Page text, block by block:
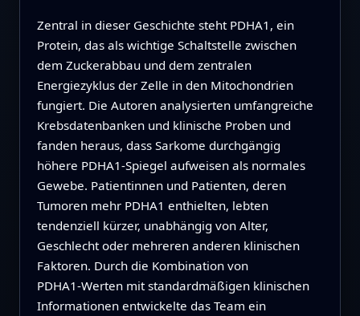
Zentral in dieser Geschichte steht PDHA1, ein
Protein, das als wichtige Schaltstelle zwischen
dem Zuckerabbau und dem zentralen
Energiezyklus der Zelle in den Mitochondrien
fungiert. Die Autoren analysierten umfangreiche
Krebsdatenbanken und klinische Proben und
fanden heraus, dass Sarkome durchgängig
höhere PDHA1‑Spiegel aufweisen als normales
Gewebe. Patientinnen und Patienten, deren
Tumoren mehr PDHA1 enthielten, lebten
tendenziell kürzer, unabhängig von Alter,
Geschlecht oder mehreren anderen klinischen
Faktoren. Durch die Kombination von
PDHA1‑Werten mit standardmäßigen klinischen
Informationen entwickelte das Team ein